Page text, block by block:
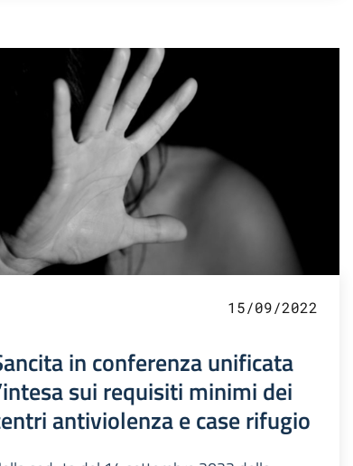
15/09/2022
in conferenza unificata
sui requisiti minimi dei
antiviolenza e case rifugio